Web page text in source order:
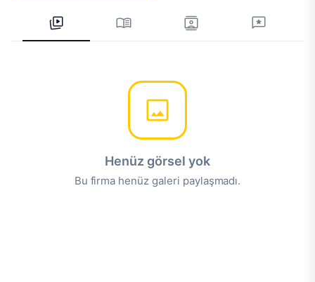
Henüz görsel yok
Bu firma henüz galeri paylaşmadı.